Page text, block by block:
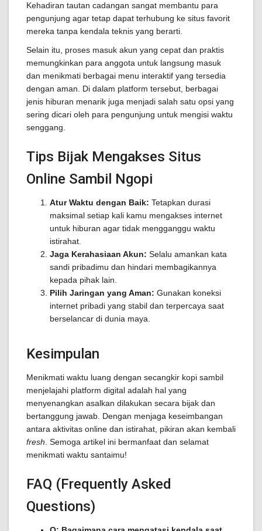
Kehadiran tautan cadangan sangat membantu para
pengunjung agar tetap dapat terhubung ke situs favorit
mereka tanpa kendala teknis yang berarti.
Selain itu, proses masuk akun yang cepat dan praktis
memungkinkan para anggota untuk langsung masuk
dan menikmati berbagai menu interaktif yang tersedia
dengan aman. Di dalam platform tersebut, berbagai
jenis hiburan menarik juga menjadi salah satu opsi yang
sering dicari oleh para pengunjung untuk mengisi waktu
senggang.
Tips Bijak Mengakses Situs
Online Sambil Ngopi
Atur Waktu dengan Baik: Tetapkan durasi
maksimal setiap kali kamu mengakses internet
untuk hiburan agar tidak mengganggu waktu
istirahat.
Jaga Kerahasiaan Akun: Selalu amankan kata
sandi pribadimu dan hindari membagikannya
kepada pihak lain.
Pilih Jaringan yang Aman: Gunakan koneksi
internet pribadi yang stabil dan terpercaya saat
berselancar di dunia maya.
Kesimpulan
Menikmati waktu luang dengan secangkir kopi sambil
menjelajahi platform digital adalah hal yang
menyenangkan asalkan dilakukan secara bijak dan
bertanggung jawab. Dengan menjaga keseimbangan
antara aktivitas online dan istirahat, pikiran akan kembali
fresh . Semoga artikel ini bermanfaat dan selamat
menikmati waktu santaimu!
FAQ (Frequently Asked
Questions)